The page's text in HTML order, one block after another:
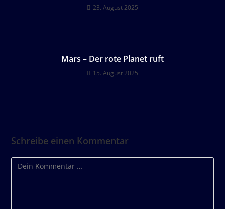
23. August 2025
Mars – Der rote Planet ruft
15. August 2025
Schreibe einen Kommentar